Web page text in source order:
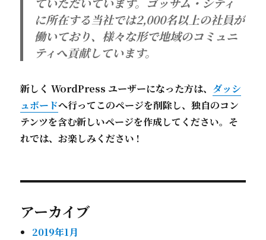
に所在する当社では2,000名以上の社員が
働いており、様々な形で地域のコミュニ
ティへ貢献しています。
新しく WordPress ユーザーになった方は、 ダッシ
ュボードへ行ってこのページを削除し、独自のコン
テンツを含む新しいページを作成してください。そ
れでは、お楽しみください !
アーカイブ
2019年1月